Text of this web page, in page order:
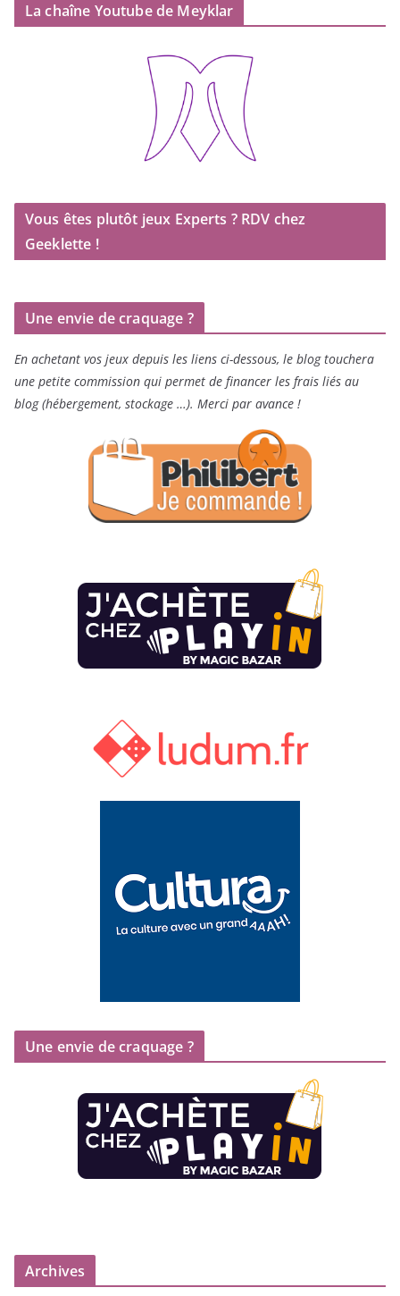
La chaîne Youtube de Meyklar
Vous êtes plutôt jeux Experts ? RDV chez
Geeklette !
Une envie de craquage ?
En achetant vos jeux depuis les liens ci-dessous, le blog touchera
une petite commission qui permet de financer les frais liés au
blog (hébergement, stockage …). Merci par avance !
Une envie de craquage ?
Archives